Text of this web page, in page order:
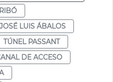
JOSÉ LUIS ÁBALOS
TÚNEL PASSANT
DE ACCESO